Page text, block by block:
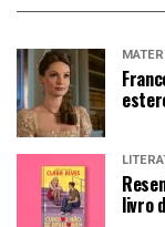
livro